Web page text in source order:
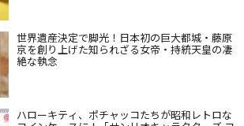
世界遺産決定で脚光！日本初の巨大都城・藤原
京を創り上げた知られざる女帝・持統天皇の凄
絶な執念
ハローキティ、ポチャッコたちが昭和レトロな